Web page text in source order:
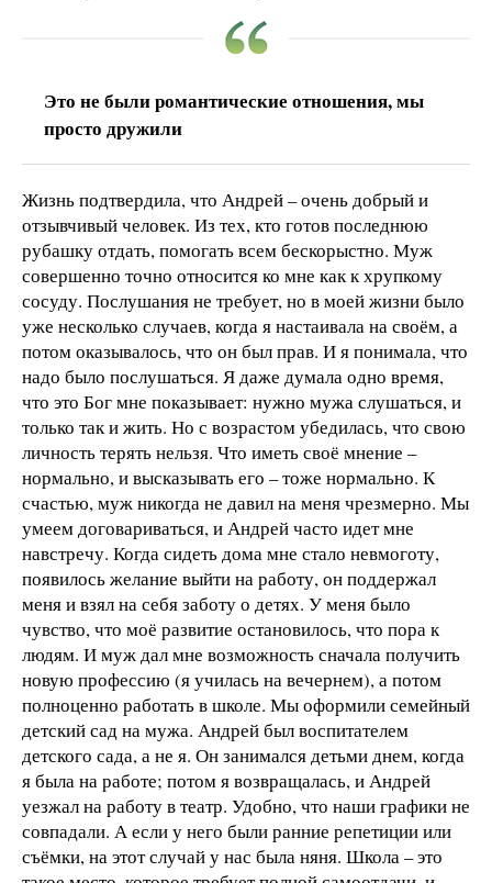
Это не были романтические отношения, мы
просто дружили
Жизнь подтвердила, что Андрей – очень добрый и
отзывчивый человек. Из тех, кто готов последнюю
рубашку отдать, помогать всем бескорыстно. Муж
совершенно точно относится ко мне как к хрупкому
сосуду. Послушания не требует, но в моей жизни было
уже несколько случаев, когда я настаивала на своём, а
потом оказывалось, что он был прав. И я понимала, что
надо было послушаться. Я даже думала одно время,
что это Бог мне показывает: нужно мужа слушаться, и
только так и жить. Но с возрастом убедилась, что свою
личность терять нельзя. Что иметь своё мнение –
нормально, и высказывать его – тоже нормально. К
счастью, муж никогда не давил на меня чрезмерно. Мы
умеем договариваться, и Андрей часто идет мне
навстречу. Когда сидеть дома мне стало невмоготу,
появилось желание выйти на работу, он поддержал
меня и взял на себя заботу о детях. У меня было
чувство, что моё развитие остановилось, что пора к
людям. И муж дал мне возможность сначала получить
новую профессию (я училась на вечернем), а потом
полноценно работать в школе. Мы оформили семейный
детский сад на мужа. Андрей был воспитателем
детского сада, а не я. Он занимался детьми днем, когда
я была на работе; потом я возвращалась, и Андрей
уезжал на работу в театр. Удобно, что наши графики не
совпадали. А если у него были ранние репетиции или
съёмки, на этот случай у нас была няня. Школа – это